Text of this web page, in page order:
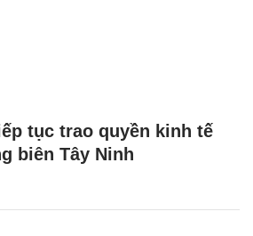
tục trao quyền kinh tế
biên Tây Ninh